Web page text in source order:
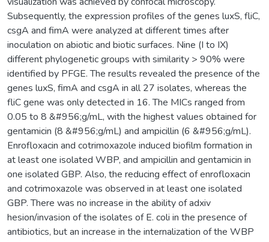
Subsequently, the expression profiles of the genes luxS, fliC,
csgA and fimA were analyzed at different times after
inoculation on abiotic and biotic surfaces. Nine (I to IX)
different phylogenetic groups with similarity > 90% were
identified by PFGE. The results revealed the presence of the
genes luxS, fimA and csgA in all 27 isolates, whereas the
fliC gene was only detected in 16. The MICs ranged from
0.05 to 8 &#956;g/mL, with the highest values obtained for
gentamicin (8 &#956;g/mL) and ampicillin (6 &#956;g/mL).
Enrofloxacin and cotrimoxazole induced biofilm formation in
at least one isolated WBP, and ampicillin and gentamicin in
one isolated GBP. Also, the reducing effect of enrofloxacin
and cotrimoxazole was observed in at least one isolated
GBP. There was no increase in the ability of adxiv
hesion/invasion of the isolates of E. coli in the presence of
antibiotics, but an increase in the internalization of the WBP